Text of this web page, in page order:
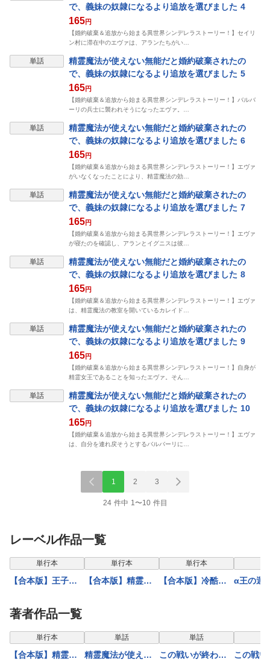
で、義妹の奴隷になるより追放を選びました 4
165円
【婚約破棄＆追放から始まる異世界シンデレラストーリー！】セイリ
ン村に滞在中のエヴァは、アランたちがい…
単話
精霊魔法が使えない無能だと婚約破棄されたの
で、義妹の奴隷になるより追放を選びました 5
165円
【婚約破棄＆追放から始まる異世界シンデレラストーリー！】バルバ
ーリの兵士に襲われそうになったエヴァ。…
単話
精霊魔法が使えない無能だと婚約破棄されたの
で、義妹の奴隷になるより追放を選びました 6
165円
【婚約破棄＆追放から始まる異世界シンデレラストーリー！】エヴァ
がいなくなったことにより、精霊魔法の効…
単話
精霊魔法が使えない無能だと婚約破棄されたの
で、義妹の奴隷になるより追放を選びました 7
165円
【婚約破棄＆追放から始まる異世界シンデレラストーリー！】エヴァ
が寝たのを確認し、アランとイグニスは彼…
単話
精霊魔法が使えない無能だと婚約破棄されたの
で、義妹の奴隷になるより追放を選びました 8
165円
【婚約破棄＆追放から始まる異世界シンデレラストーリー！】エヴァ
は、精霊魔法の教室を開いているカレイド…
単話
精霊魔法が使えない無能だと婚約破棄されたの
で、義妹の奴隷になるより追放を選びました 9
165円
【婚約破棄＆追放から始まる異世界シンデレラストーリー！】自身が
精霊女王であることを知ったエヴァ。そん…
単話
精霊魔法が使えない無能だと婚約破棄されたの
で、義妹の奴隷になるより追放を選びました 10
165円
【婚約破棄＆追放から始まる異世界シンデレラストーリー！】エヴァ
は、自分を連れ戻そうとするバルバーリに…
1 2 3
24 件中 1〜10 件目
レーベル作品一覧
単行本
【合本版】王子様
っ子でした 貞淑な
令嬢をダメにする
ニョロの誘惑
3【描き下ろしマン
ガつき】
単行本
【合本版】精霊魔
隷になるより追放
を選びました 5
単行本
【合本版】冷酷騎
表示
α王の運
著者作品一覧
単行本
【合本版】精霊魔
単話
精霊魔法が使えな
単話
この戦いが終わっ
この戦